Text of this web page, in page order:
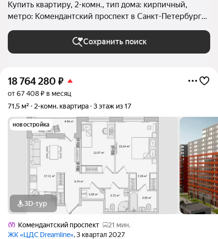
Купить квартиру, 2-комн., тип дома: кирпичный,
метро: Комендантский проспект в Санкт-Петербурге
и ЛО
Сохранить поиск
18 764 280 ₽
от 67 408 ₽ в месяц
71,5 м²
2-комн. квартира 3 этаж из 17
новостройка
3D-тур
Комендантский проспект
21 мин.
ЖК «ЦДС Dreamline», 3 квартал 2027